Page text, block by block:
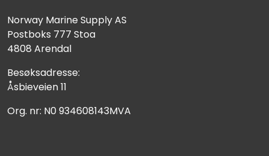
Norway Marine Supply AS
Postboks 777 Stoa
4808 Arendal
Besøksadresse:
Åsbieveien 11
Org. nr: N0 934608143MVA